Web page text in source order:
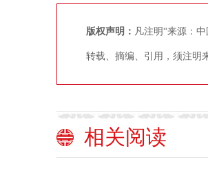
版权声明： 凡注明“来源：
转载、摘编、引用，须注明
相关阅读